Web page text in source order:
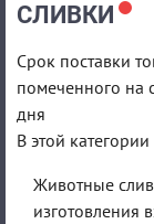
СЛИВКИ
Срок поставки
помеченного на
дня
В этой
Животные
изготовления